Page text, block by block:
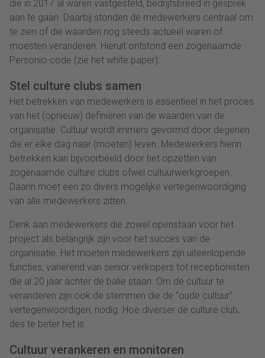
die in 2017 al waren vastgesteld, bedrijfsbreed in gesprek
aan te gaan. Daarbij stonden de medewerkers centraal om
te zien of die waarden nog steeds actueel waren of
moesten veranderen. Hieruit ontstond een zogenaamde
Personio-code (zie het white paper).
Stel culture clubs samen
Het betrekken van medewerkers is essentieel in het proces
van het (opnieuw) definiëren van de waarden van de
organisatie. Cultuur wordt immers gevormd door degenen
die er elke dag naar (moeten) leven. Medewerkers hierin
betrekken kan bijvoorbeeld door het opzetten van
zogenaamde culture clubs ofwel cultuurwerkgroepen.
Daarin moet een zo divers mogelijke vertegenwoordiging
van alle medewerkers zitten.
Denk aan medewerkers die zowel openstaan voor het
project als belangrijk zijn voor het succes van de
organisatie. Het moeten medewerkers zijn uiteenlopende
functies, variërend van senior verkopers tot receptionisten
die al 20 jaar achter de balie staan. Om de cultuur te
veranderen zijn ook de stemmen die de “oude cultuur”
vertegenwoordigen, nodig. Hoe diverser de culture club,
des te beter het is.
Cultuur verankeren en monitoren